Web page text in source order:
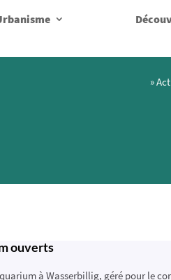
»
ouverts
à Wasserbillig, géré pour le